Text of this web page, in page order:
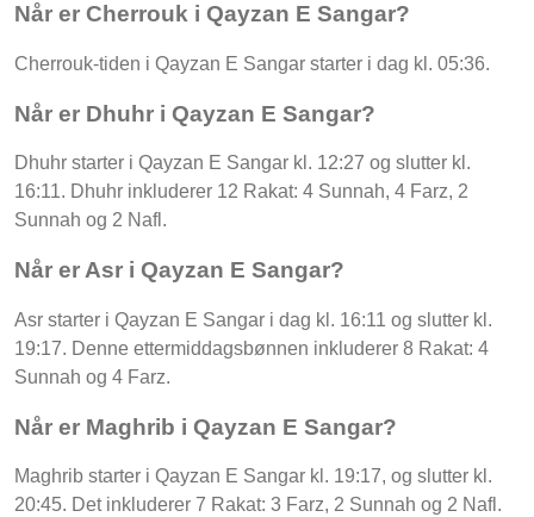
Når er Cherrouk i Qayzan E Sangar?
Cherrouk-tiden i Qayzan E Sangar starter i dag kl. 05:36.
Når er Dhuhr i Qayzan E Sangar?
Dhuhr starter i Qayzan E Sangar kl. 12:27 og slutter kl.
16:11. Dhuhr inkluderer 12 Rakat: 4 Sunnah, 4 Farz, 2
Sunnah og 2 Nafl.
Når er Asr i Qayzan E Sangar?
Asr starter i Qayzan E Sangar i dag kl. 16:11 og slutter kl.
19:17. Denne ettermiddagsbønnen inkluderer 8 Rakat: 4
Sunnah og 4 Farz.
Når er Maghrib i Qayzan E Sangar?
Maghrib starter i Qayzan E Sangar kl. 19:17, og slutter kl.
20:45. Det inkluderer 7 Rakat: 3 Farz, 2 Sunnah og 2 Nafl.